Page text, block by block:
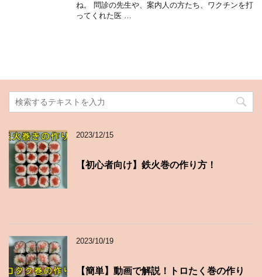
ね。 問診の先生や、案内人の方たち、ワクチンを打
ってくれた医 …
2023/12/15
【初心者向け】鉄火巻の作り方！
2023/10/19
【簡単】動画で解説！トロたく巻の作り